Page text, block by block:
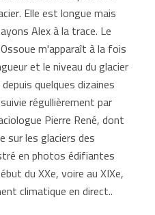
Elle est longue mais
Alex à la trace. Le
m'apparaît à la fois
et le niveau du glacier
quelques dizaines
régullièrement par
Pierre René, dont
sur les glaciers des
en photos édifiantes
du XXe, voire au XIXe,
climatique en direct..